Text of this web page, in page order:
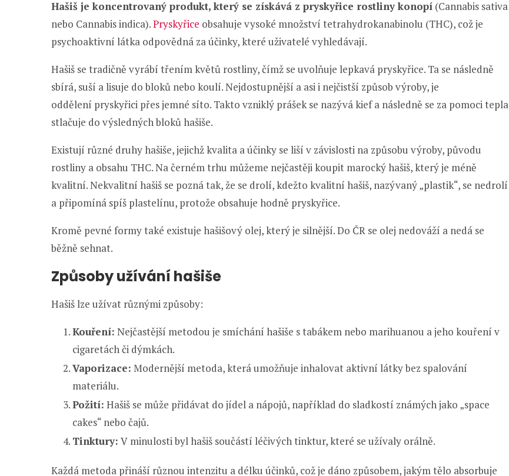
Hašiš je koncentrovaný produkt, který se získává z pryskyřice rostliny konopí (Cannabis sativa
nebo Cannabis indica).Pryskyřice obsahuje vysoké množství tetrahydrokanabinolu (THC), což je
psychoaktivní látka odpovědná za účinky, které uživatelé vyhledávají.
Hašiš se tradičně vyrábí třením květů rostliny, čímž se uvolňuje lepkavá pryskyřice. Ta se následně
sbírá, suší a lisuje do bloků nebo koulí. Nejdostupnější a asi i nejčistší způsob výroby, je
oddělení pryskyřici přes jemné síto. Takto vzniklý prášek se nazývá kief a následně se za pomoci tepla
stlačuje do výsledných bloků hašiše.
Existují různé druhy hašiše, jejichž kvalita a účinky se liší v závislosti na způsobu výroby, původu
rostliny a obsahu THC. Na černém trhu můžeme nejčastěji koupit marocký hašiš, který je méně
kvalitní. Nekvalitní hašiš se pozná tak, že se drolí, kdežto kvalitní hašiš, nazývaný „plastik“, se nedrolí
a připomíná spíš plastelínu, protože obsahuje hodně pryskyřice.
Kromě pevné formy také existuje hašišový olej, který je silnější. Do ČR se olej nedováží a nedá se
běžně sehnat.
Způsoby užívání hašiše
Hašiš lze užívat různými způsoby:
Kouření: Nejčastější metodou je smíchání hašiše s tabákem nebo marihuanou a jeho kouření v
cigaretách či dýmkách.
Vaporizace: Modernější metoda, která umožňuje inhalovat aktivní látky bez spalování
materiálu.
Požití: Hašiš se může přidávat do jídel a nápojů, například do sladkostí známých jako „space
cakes“ nebo čajů.
Tinktury: V minulosti byl hašiš součástí léčivých tinktur, které se užívaly orálně.
Každá metoda přináší různou intenzitu a délku účinků, což je dáno způsobem, jakým tělo absorbuje